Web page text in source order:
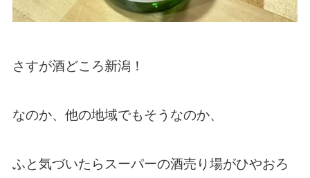
さすが酒どころ新潟！
なのか、他の地域でもそうなのか、
ふと気づいたらスーパーの酒売り場がひやおろ